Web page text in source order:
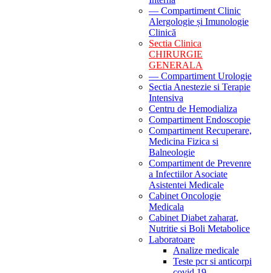
— Compartiment Clinic
Alergologie și Imunologie
Clinică
Sectia Clinica
CHIRURGIE
GENERALA
— Compartiment Urologie
Sectia Anestezie si Terapie
Intensiva
Centru de Hemodializa
Compartiment Endoscopie
Compartiment Recuperare,
Medicina Fizica si
Balneologie
Compartiment de Prevenre
a Infectiilor Asociate
Asistentei Medicale
Cabinet Oncologie
Medicala
Cabinet Diabet zaharat,
Nutritie si Boli Metabolice
Laboratoare
Analize medicale
Teste pcr si anticorpi